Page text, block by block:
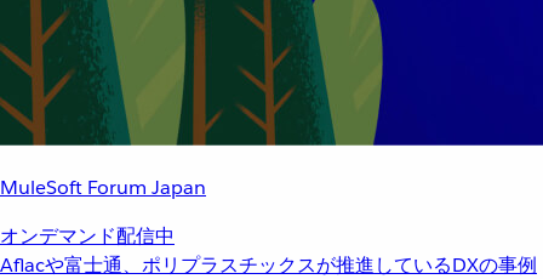
MuleSoft Forum Japan
オンデマンド配信中
Aflacや富士通、ポリプラスチックスが推進しているDXの事例